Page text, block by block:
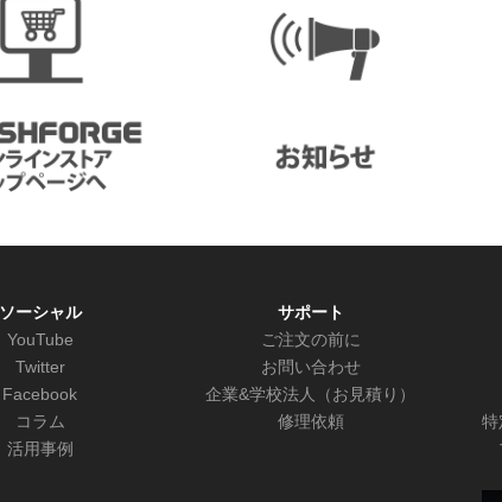
ソーシャル
YouTube
Twitter
Facebook
コラム
活用事例
サポート
ご注文の前に
お問い合わせ
企業&学校法人（お見積り）
修理依頼
特